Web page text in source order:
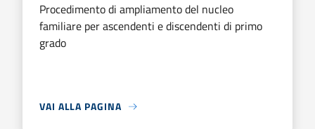
Procedimento di ampliamento del nucleo
familiare per ascendenti e discendenti di primo
grado
VAI ALLA PAGINA